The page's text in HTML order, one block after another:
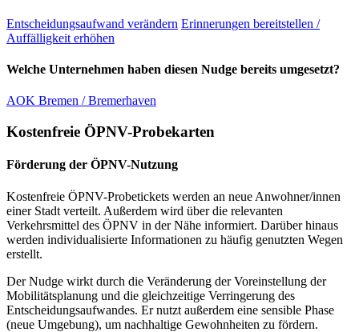
Entscheidungsaufwand verändern Erinnerungen bereitstellen /
Auffälligkeit erhöhen
Welche Unternehmen haben diesen Nudge bereits umgesetzt?
AOK Bremen / Bremerhaven
Kostenfreie ÖPNV-Probekarten
Förderung der ÖPNV-Nutzung
Kostenfreie ÖPNV-Probetickets werden an neue Anwohner/innen
einer Stadt verteilt. Außerdem wird über die relevanten
Verkehrsmittel des ÖPNV in der Nähe informiert. Darüber hinaus
werden individualisierte Informationen zu häufig genutzten Wegen
erstellt.
Der Nudge wirkt durch die Veränderung der Voreinstellung der
Mobilitätsplanung und die gleichzeitige Verringerung des
Entscheidungsaufwandes. Er nutzt außerdem eine sensible Phase
(neue Umgebung), um nachhaltige Gewohnheiten zu fördern.